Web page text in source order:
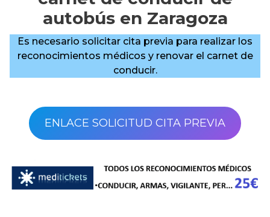
autobús en Zaragoza
Es necesario solicitar cita previa para realizar los
reconocimientos médicos y renovar el carnet de
conducir.
ENLACE SOLICITUD CITA PREVIA